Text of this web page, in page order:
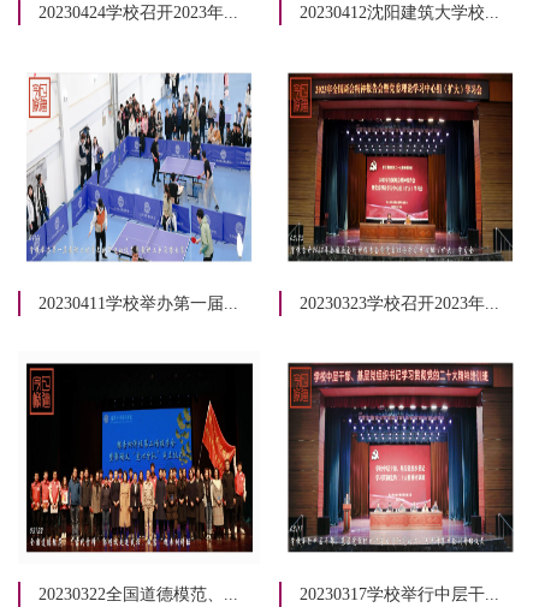
20230424学校召开2023年... 20230412沈阳建筑大学校...
20230411学校举办第一届... 20230323学校召开2023年...
20230322全国道德模范、... 20230317学校举行中层干...